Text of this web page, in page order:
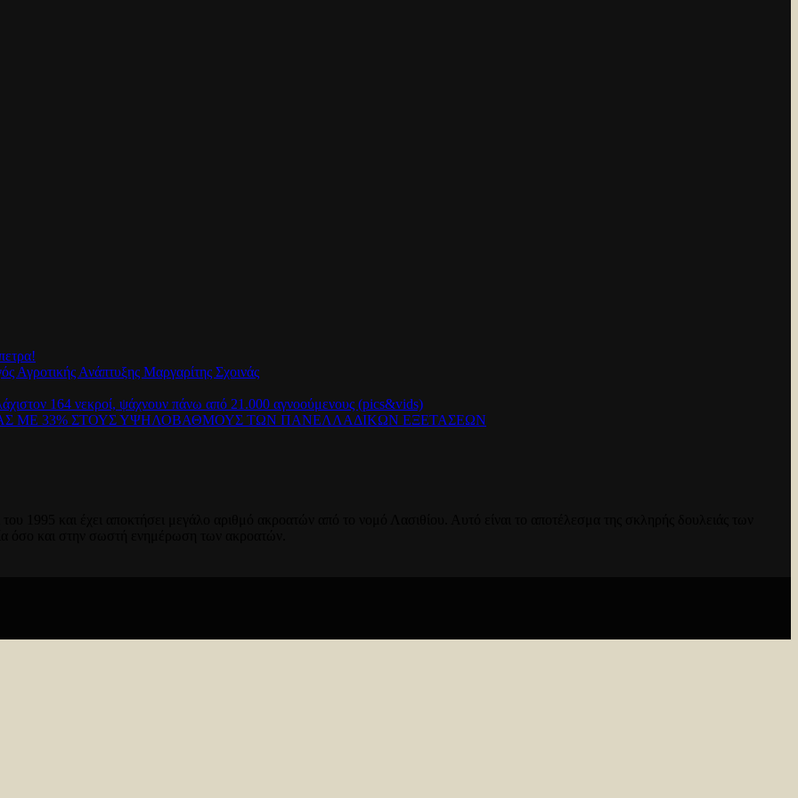
Αγροτικής Ανάπτυξης Μαργαρίτης Σχοινάς
164 νεκροί, ψάχνουν πάνω από 21.000 αγνοούμενους (pics&vids)
ΜΕ 33% ΣΤΟΥΣ ΥΨΗΛΟΒΑΘΜΟΥΣ ΤΩΝ ΠΑΝΕΛΛΑΔΙΚΩΝ ΕΞΕΤΑΣΕΩΝ